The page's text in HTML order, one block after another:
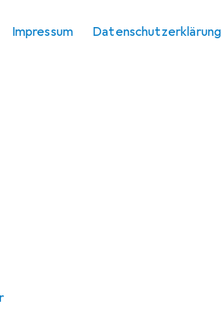
Impressum Datenschutzerklärung